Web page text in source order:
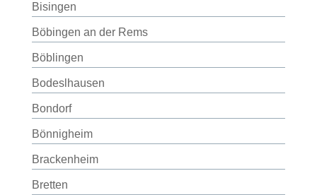
Bisingen
Böbingen an der Rems
Böblingen
Bodeslhausen
Bondorf
Bönnigheim
Brackenheim
Bretten